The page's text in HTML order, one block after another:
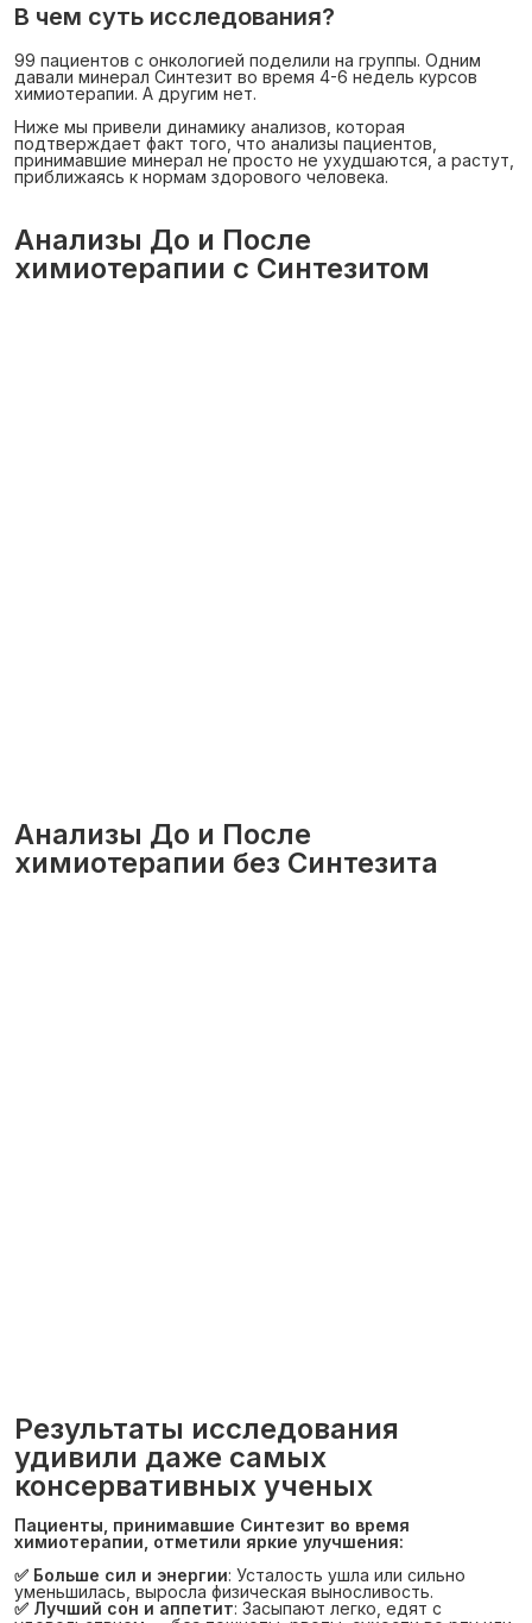
В чем суть исследования?
99 пациентов с онкологией поделили на группы. Одним
давали минерал Синтезит во время 4-6 недель курсов
химиотерапии. А другим нет.
Ниже мы привели динамику анализов, которая
подтверждает факт того, что анализы пациентов,
принимавшие минерал не просто не ухудшаются, а растут,
приближаясь к нормам здорового человека.
Анализы До и После
химиотерапии с Синтезитом
Анализы До и После
химиотерапии без Синтезита
Результаты исследования
удивили даже самых
консервативных ученых
Пациенты, принимавшие Синтезит во время
химиотерапии, отметили яркие улучшения:
✅ Больше сил и энергии: Усталость ушла или сильно
уменьшилась, выросла физическая выносливость.
✅ Лучший сон и аппетит: Засыпают легко, едят с